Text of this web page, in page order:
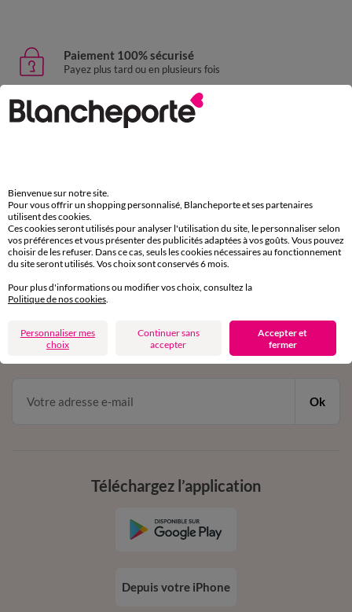
Paiement 100% sécurisé
Payez plus tard ou en plusieurs fois
Livraison express
domicile, relais, consignes automatiques
Service clients
par chat et par téléphone
de 8h00 à 20h00 du lundi au samedi
en vous inscrivant à la newsletter
dès 20€ d’achat
conditions dans votre email de confirmation
Ok
Téléchargez l’application
Depuis votre iPhone
Bienvenue sur notre site.
Pour vous offrir un shopping personnalisé, Blancheporte et ses partenaires
utilisent des cookies.
Ces cookies seront utilisés pour analyser l'utilisation du site, le personnaliser selon
vos préférences et vous présenter des publicités adaptées à vos goûts. Vous pouvez
choisir de les refuser. Dans ce cas, seuls les cookies nécessaires au fonctionnement
du site seront utilisés. Vos choix sont conservés 6 mois.
Pour plus d'informations ou modifier vos choix, consultez la
Politique de nos cookies.
Personnaliser mes
choix
Continuer sans
accepter
Accepter et
fermer